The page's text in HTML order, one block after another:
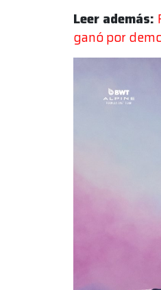
Leer además:
ganó por